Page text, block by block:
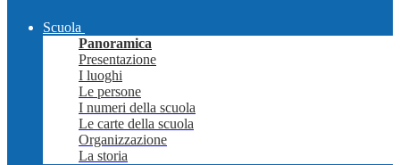
Scuola
Panoramica
Presentazione
I luoghi
Le persone
I numeri della scuola
Le carte della scuola
Organizzazione
La storia